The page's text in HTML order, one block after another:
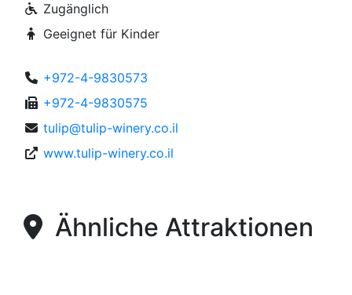
Zugänglich
Geeignet für Kinder
+972-4-9830573
+972-4-9830575
tulip@tulip-winery.co.il
www.tulip-winery.co.il
Ähnliche Attraktionen